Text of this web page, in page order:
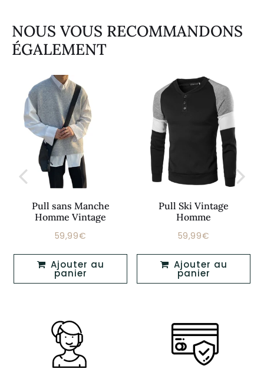
NOUS VOUS RECOMMANDONS
ÉGALEMENT
Pull sans Manche
Homme Vintage
Prix
59,99€
panier
Pull Ski Vintage
Homme
Prix
59,99€
panier